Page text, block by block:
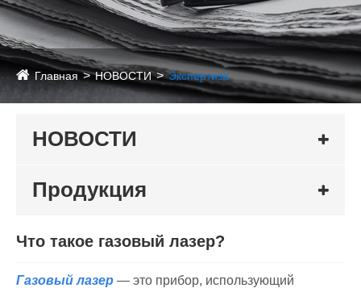
Главная НОВОСТИ Экспертиза
НОВОСТИ
Продукция
Что такое газовый лазер?
Газовый лазер — это прибор, использующий